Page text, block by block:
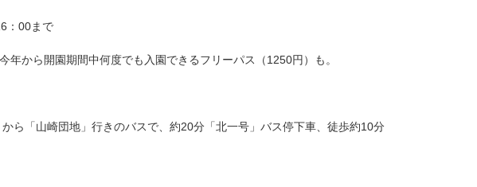
：00まで
年から開園期間中何度でも入園できるフリーパス（1250円）も。
から「山崎団地」行きのバスで、約20分「北一号」バス停下車、徒歩約10分